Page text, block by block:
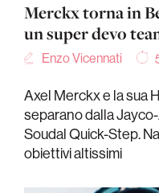
Merckx torna in
un super devo
Enzo Vicennati
Axel Merckx e la sua
separano dalla
Soudal Quick-Step.
obiettivi altissimi